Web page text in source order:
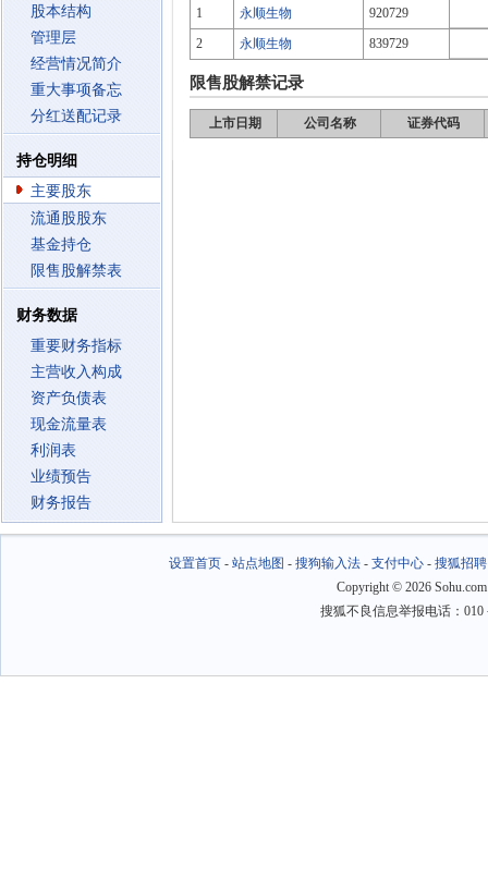
股本结构
管理层
经营情况简介
重大事项备忘
分红送配记录
持仓明细
主要股东
流通股股东
基金持仓
限售股解禁表
财务数据
重要财务指标
主营收入构成
资产负债表
现金流量表
利润表
业绩预告
财务报告
1
永顺生物
920729
2
永顺生物 839729
限售股解禁记录
上市日期 公司名称 证券代码
设置首页- 站点地图 - 搜狗输入法- 支付中心- 搜狐招聘
Copyright © 2026
搜狐不良信息举报电话：010